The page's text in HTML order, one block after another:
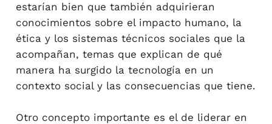
estarían bien que también adquirieran
conocimientos sobre el impacto humano, la
ética y los sistemas técnicos sociales que la
acompañan, temas que explican de qué
manera ha surgido la tecnología en un
contexto social y las consecuencias que tiene.
Otro concepto importante es el de liderar en